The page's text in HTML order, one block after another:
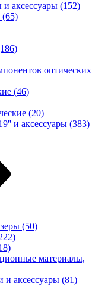
аксессуары (152)
(65)
оптических
(46)
(20)
и аксессуары (383)
(50)
материалы,
и аксессуары (81)